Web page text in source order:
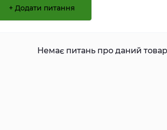
+ Додати питання
Немає питань про даний